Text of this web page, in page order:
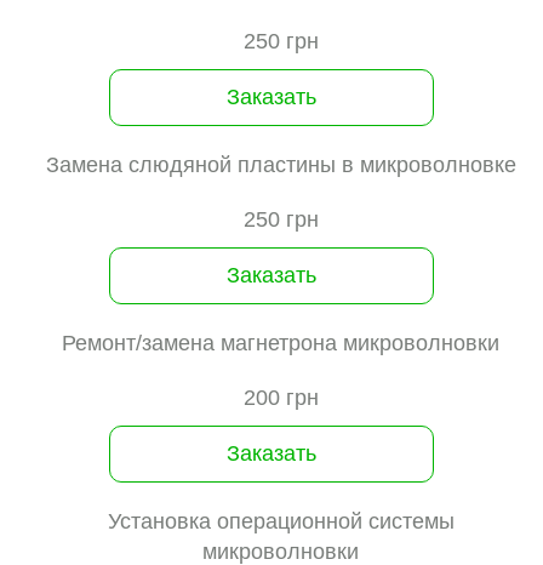
250 грн
Заказать
Замена слюдяной пластины в микроволновке
250 грн
Заказать
Ремонт/замена магнетрона микроволновки
200 грн
Заказать
Установка операционной системы
микроволновки